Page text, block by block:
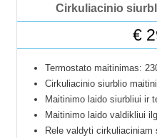
Cirkuliacinio
€
Termostato maitinimas:
Cirkuliacinio siurblio
Maitinimo laido siurbliui ir
Maitinimo laido valdikliui
Rele valdyti cirkuliaciniam